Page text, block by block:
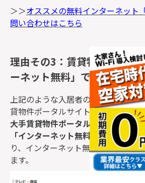
＞＞オススメの無料インターネット
問い合わせはこちら
理由その3：賃貸物件情報サ
ーネット無料」で検索率アッ
上記のような入居者のニーズを反映
貸物件ポータルサイトの物件検索条
大手賃貸物件ポータルサイトでは物
「インターネット無料」が選択でき
り、インターネット無料物件を特集
ます。